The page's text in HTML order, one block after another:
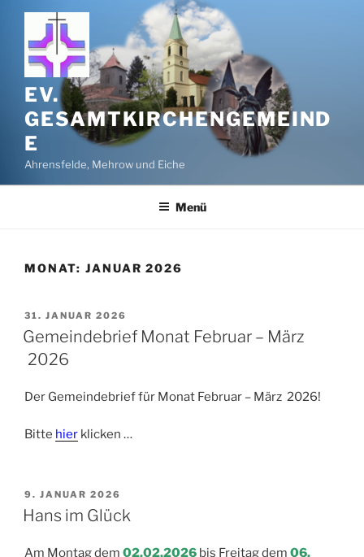
Zum
springen
EV.
GESAMTKIRCHENGEMEIND
E
Ahrensfelde, Mehrow und Eiche
Menü
MONAT: JANUAR 2026
VERÖFFENTLICHT
AM
31. JANUAR 2026
Gemeindebrief Monat Februar – März
2026
Der Gemeindebrief für Monat Februar – März 2026!
Bitte hier klicken …
VERÖFFENTLICHT
AM
9. JANUAR 2026
Hans im Glück
Am Montag dem 02.02.2026 bis Freitag dem 06.